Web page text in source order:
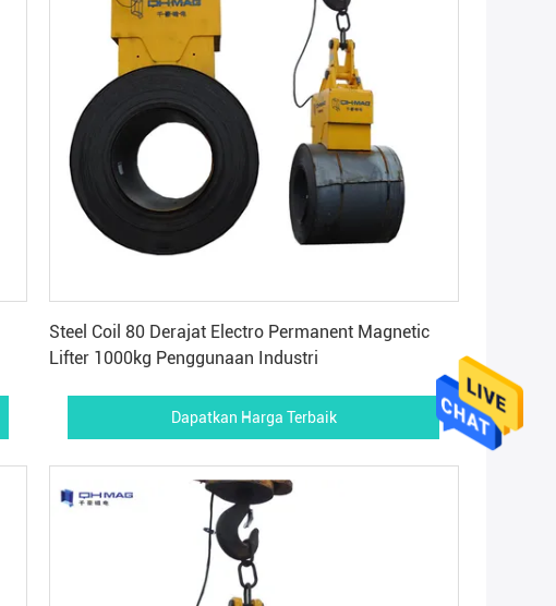
Steel Coil 80 Derajat Electro Permanent Magnetic
Lifter 1000kg Penggunaan Industri
Dapatkan Harga Terbaik